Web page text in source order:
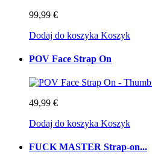
99,99 €
Dodaj do koszyka Koszyk
POV Face Strap On
49,99 €
Dodaj do koszyka Koszyk
FUCK MASTER Strap-on...